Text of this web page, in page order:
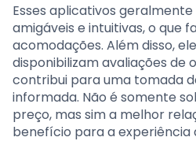
Esses aplicativos
amigáveis e intuitivas, o que
acomodações. Além disso,
disponibilizam avaliações de
contribui para uma tomada
informada. Não é somente
preço, mas sim a melhor
benefício para a experiência